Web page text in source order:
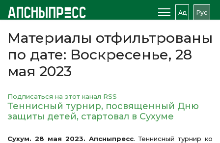
Аԥс Рус
Материалы отфильтрованы
по дате: Воскресенье, 28
мая 2023
Подписаться на этот канал RSS
Теннисный турнир, посвященный Дню
защиты детей, стартовал в Сухуме
Сухум. 28 мая 2023. Апсныпресс. Теннисный турнир ко